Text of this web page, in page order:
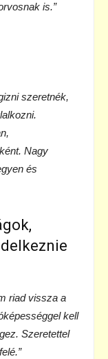
is.”
szeretnék,
Nagy
és
riad vissza a
kell
Szeretettel